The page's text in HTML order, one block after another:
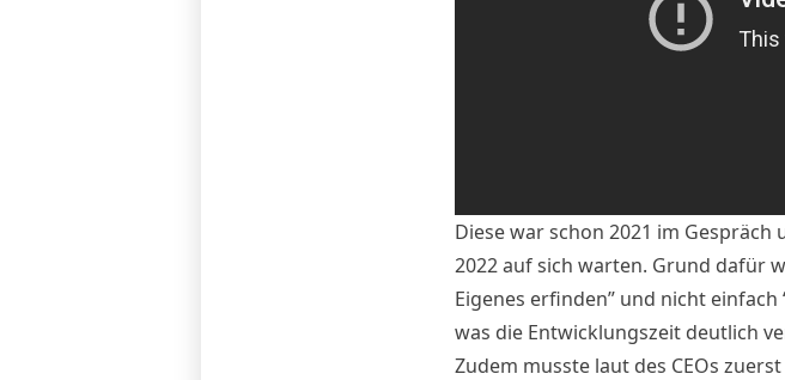
Diese war schon 2021 im
2022 auf sich warten. Grund dafür
Eigenes erfinden” und nicht
was die Entwicklungszeit deutlich
Zudem musste laut des CEOs